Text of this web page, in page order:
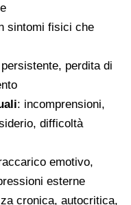
sintomi fisici che
perdita di
: incomprensioni,
difficoltà
emotivo,
esterne
cronica, autocritica,